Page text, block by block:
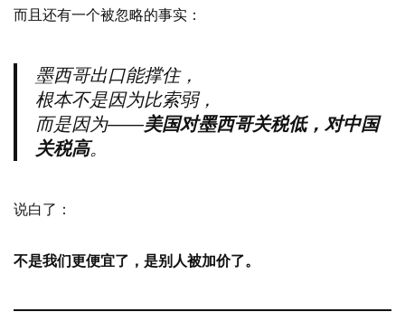
而且还有一个被忽略的事实：
墨西哥出口能撑住，
根本不是因为比索弱，
而是因为——美国对墨西哥关税低，对中国
关税高。
说白了：
不是我们更便宜了，是别人被加价了。